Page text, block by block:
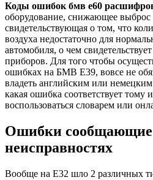
Коды ошибок бмв е60
оборудование, снижающее
свидетельствующая о том, что
воздуха недостаточно для
автомобиля, о чем
приборов. Для того чтобы
ошибках на БМВ Е39, вовсе не
владеть английским или немецким
какая ошибка соответствует тому
воспользоваться словарем или
Ошибки сообщающие
неисправностях
Вообще на E32 шло 2 различных